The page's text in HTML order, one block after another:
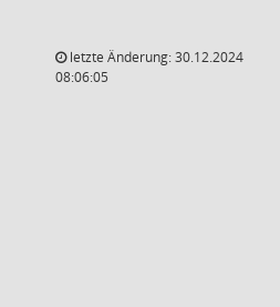
letzte Änderung: 30.12.2024
08:06:05